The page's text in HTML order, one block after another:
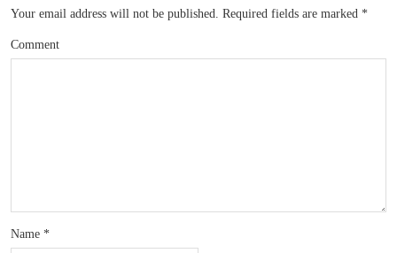
Your email address will not be published. Required fields are marked *
Comment
Name *